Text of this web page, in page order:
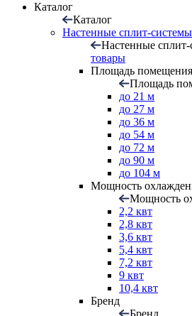
Каталог
Каталог
Настенные сплит-системы
Настенные
товары
Площадь помещения
Площадь
до 21 м
до 27 м
до 36 м
до 54 м
до 72 м
до 90 м
до 104 м
Мощность
Мощность
2,2 квт
2,8 квт
3,6 квт
5,4 квт
7,2 квт
9 квт
10,4 квт
Бренд
Бренд